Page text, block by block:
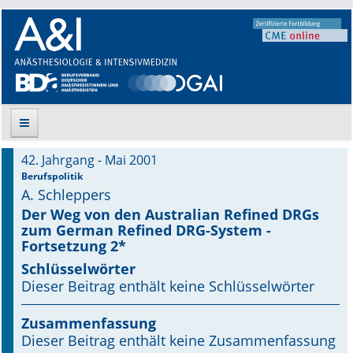
Suche
Aktuelle Ausgabe
Leitlinien
Archiv
Supplements
Supplements OrphanAnesthesia
42. Jahrgang - Mai 2001
Berufspolitik
A. Schleppers
Der Weg von den Australian Refined DRGs
zum German Refined DRG-System -
Fortsetzung 2*
Schlüsselwörter
Dieser Beitrag enthält keine Schlüsselwörter
Zusammenfassung
Dieser Beitrag enthält keine Zusammenfassung